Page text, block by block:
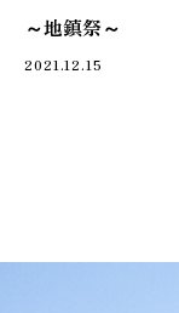
～地鎮祭～
2021.12.15